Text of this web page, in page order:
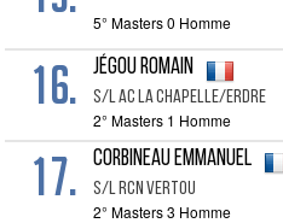
5° Masters 0 Homme
16. JÉGOU Romain
S/L AC LA CHAPELLE/ERDRE
2° Masters 1 Homme
17. CORBINEAU Emmanuel
S/L RCN VERTOU
2° Masters 3 Homme